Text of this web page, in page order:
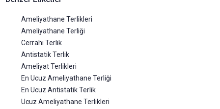
Ameliyathane Terlikleri
Ameliyathane Terliği
Cerrahi Terlik
Antistatik Terlik
Ameliyat Terlikleri
En Ucuz Ameliyathane Terliği
En Ucuz Antistatik Terlik
Ucuz Ameliyathane Terlikleri